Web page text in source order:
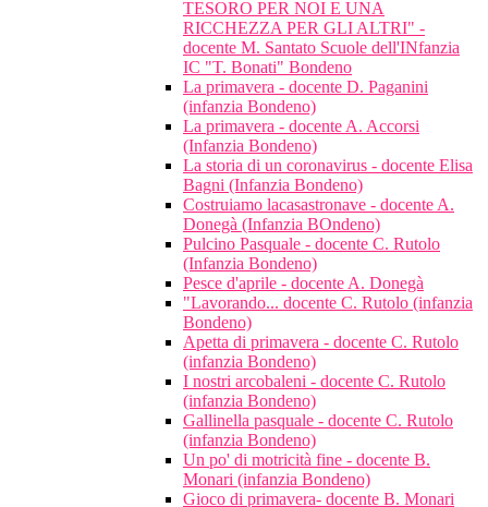
TESORO PER NOI E UNA
RICCHEZZA PER GLI ALTRI" -
docente M. Santato Scuole dell'INfanzia
IC "T. Bonati" Bondeno
La primavera - docente D. Paganini
(infanzia Bondeno)
La primavera - docente A. Accorsi
(Infanzia Bondeno)
La storia di un coronavirus - docente Elisa
Bagni (Infanzia Bondeno)
Costruiamo lacasastronave - docente A.
Donegà (Infanzia BOndeno)
Pulcino Pasquale - docente C. Rutolo
(Infanzia Bondeno)
Pesce d'aprile - docente A. Donegà
"Lavorando... docente C. Rutolo (infanzia
Bondeno)
Apetta di primavera - docente C. Rutolo
(infanzia Bondeno)
I nostri arcobaleni - docente C. Rutolo
(infanzia Bondeno)
Gallinella pasquale - docente C. Rutolo
(infanzia Bondeno)
Un po' di motricità fine - docente B.
Monari (infanzia Bondeno)
Gioco di primavera- docente B. Monari